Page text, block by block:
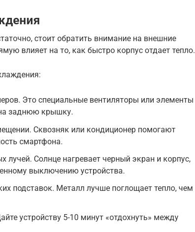
стоит обратить внимание на внешние
влияет на то, как быстро корпус отдает тепло.
Это специальные вентиляторы или элементы
на заднюю крышку.
Сквозняк или кондиционер помогают
смартфона.
лучей. Солнце нагревает черный экран и корпус,
выключению устройства.
подставок. Металл лучше поглощает тепло, чем
устройству 5-10 минут «отдохнуть» между